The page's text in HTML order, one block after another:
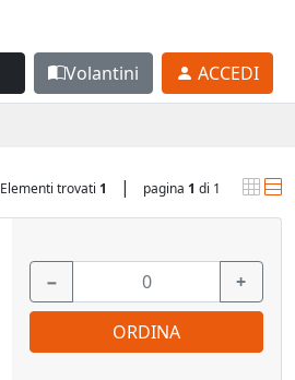
Volantini ACCEDI
Elementi trovati 1 | pagina 1 di 1
− +
ORDINA